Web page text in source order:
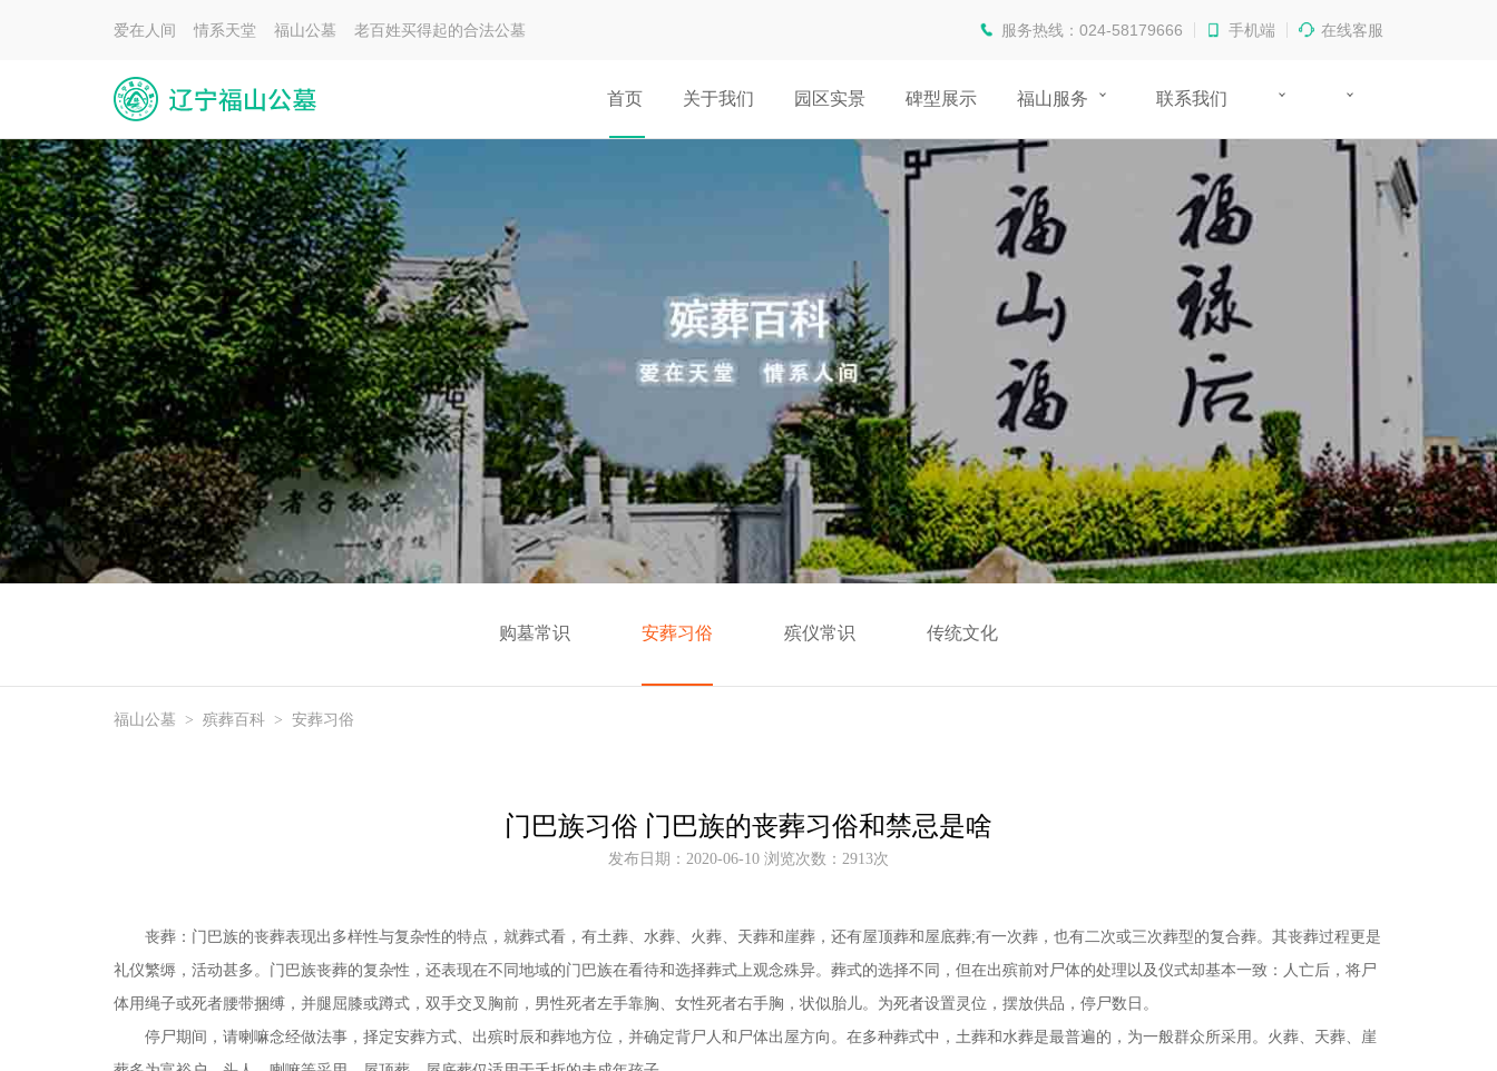
爱在人间 情系天堂 福山公墓 老百姓买得起的合法公墓 服务热线：024-58179666 手机端 在线客服
首页 关于我们 园区实景 碑型展示 福山服务 联系我们
购墓常识 安葬习俗 殡仪常识 传统文化
福山公墓 > 殡葬百科 > 安葬习俗
门巴族习俗 门巴族的丧葬习俗和禁忌是啥
发布日期：2020-06-10 浏览次数：2913次
丧葬：门巴族的丧葬表现出多样性与复杂性的特点，就葬式看，有土葬、水葬、火葬、天葬和崖葬，还有屋顶葬和屋底葬;有一次葬，也有二次或三次葬型的复合葬。其丧葬过程更是
礼仪繁缛，活动甚多。门巴族丧葬的复杂性，还表现在不同地域的门巴族在看待和选择葬式上观念殊异。葬式的选择不同，但在出殡前对尸体的处理以及仪式却基本一致：人亡后，将尸
体用绳子或死者腰带捆缚，并腿屈膝或蹲式，双手交叉胸前，男性死者左手靠胸、女性死者右手胸，状似胎儿。为死者设置灵位，摆放供品，停尸数日。
停尸期间，请喇嘛念经做法事，择定安葬方式、出殡时辰和葬地方位，并确定背尸人和尸体出屋方向。在多种葬式中，土葬和水葬是最普遍的，为一般群众所采用。火葬、天葬、崖